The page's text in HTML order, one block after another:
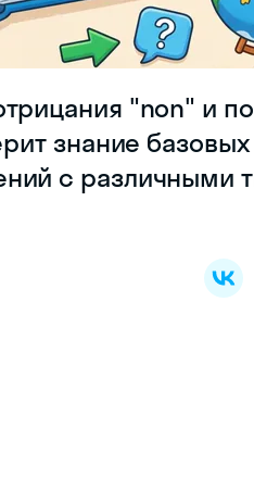
"non" и
знание
с различными